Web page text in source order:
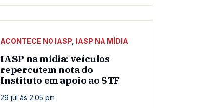
ACONTECE NO IASP IASP NA MÍDIA
IASP na mídia: veículos
repercutem nota do
Instituto em apoio ao STF
29 jul às 2:05 pm